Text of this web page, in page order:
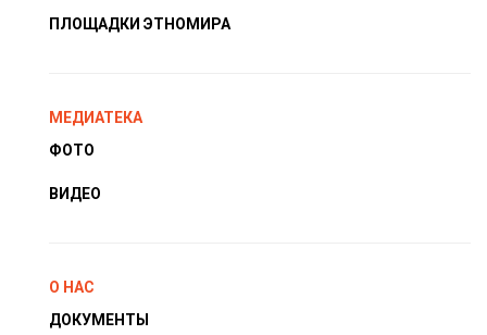
ПЛОЩАДКИ ЭТНОМИРА
МЕДИАТЕКА
ФОТО
ВИДЕО
О НАС
ДОКУМЕНТЫ